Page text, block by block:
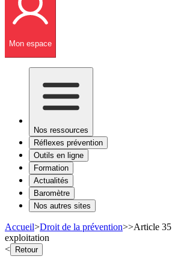
Mon espace
Nos ressources
Réflexes prévention
Outils en ligne
Formation
Actualités
Baromètre
Nos autres sites
Accueil>Droit de la prévention>>Article 35
exploitation
< Retour